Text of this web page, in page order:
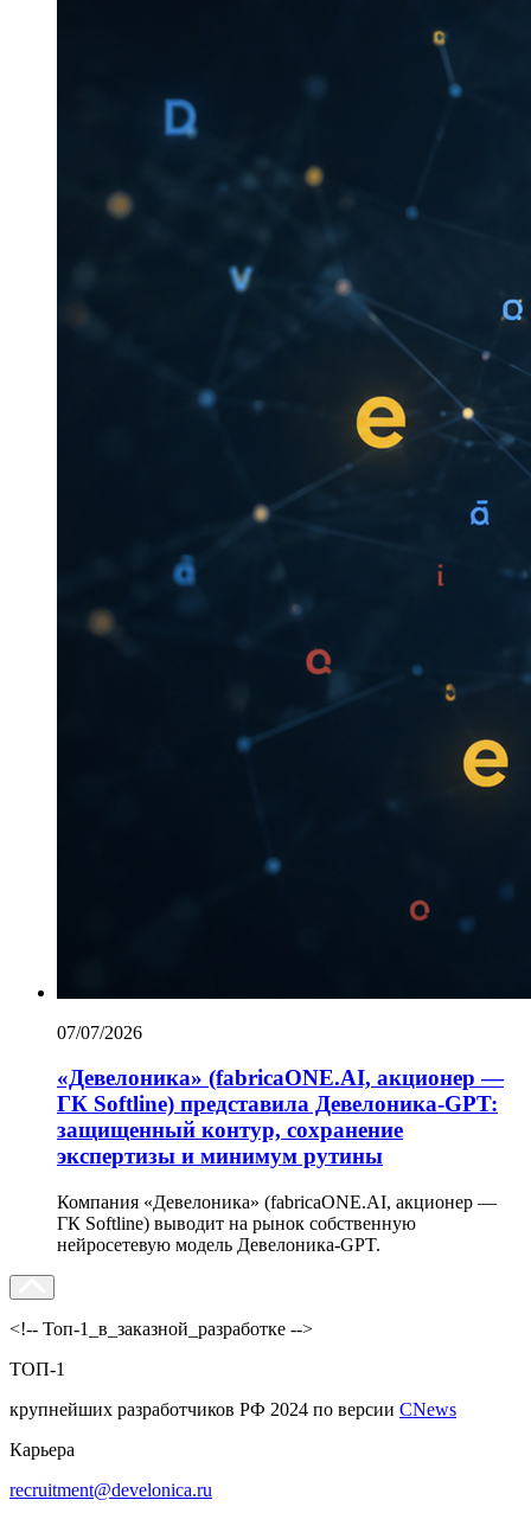
07/07/2026
«Девелоника» (fabricaONE.AI, акционер —
ГК Softline) представила Девелоника-GPT:
защищенный контур, сохранение
экспертизы и минимум рутины
Компания «Девелоника» (fabricaONE.AI, акционер —
ГК Softline) выводит на рынок собственную
нейросетевую модель Девелоника-GPT.
<!-- Топ-1_в_заказной_разработке -->
ТОП-1
крупнейших разработчиков РФ 2024 по версии CNews
Карьера
recruitment@develonica.ru